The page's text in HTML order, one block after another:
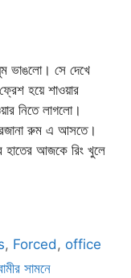
সে দেখে
হয়ে শাওয়ার
নিতে লাগলো।
রুম এ আসতে।
হাতের আজকে রিং খুলে
, Forced , office
সামনে